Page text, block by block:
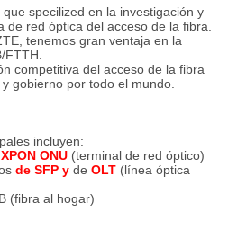
specilized en la investigación y
red óptica del acceso de la fibra.
tenemos gran ventaja en la
competitiva del acceso de la fibra
gobierno por todo el mundo.
incluyen:
ONU (terminal de red óptico)
de SFP y de OLT (línea óptica
(fibra al hogar)